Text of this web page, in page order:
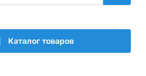
Каталог товаров